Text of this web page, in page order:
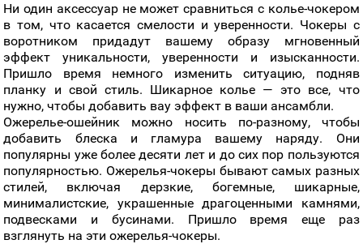
Ни один аксессуар не может сравниться с колье-чокером
в том, что касается смелости и уверенности. Чокеры с
воротником придадут вашему образу мгновенный
эффект уникальности, уверенности и изысканности.
Пришло время немного изменить ситуацию, подняв
планку и свой стиль. Шикарное колье — это все, что
нужно, чтобы добавить вау эффект в ваши ансамбли.
Ожерелье-ошейник можно носить по-разному, чтобы
добавить блеска и гламура вашему наряду. Они
популярны уже более десяти лет и до сих пор пользуются
популярностью. Ожерелья-чокеры бывают самых разных
стилей, включая дерзкие, богемные, шикарные,
минималистские, украшенные драгоценными камнями,
подвесками и бусинами. Пришло время еще раз
взглянуть на эти ожерелья-чокеры.